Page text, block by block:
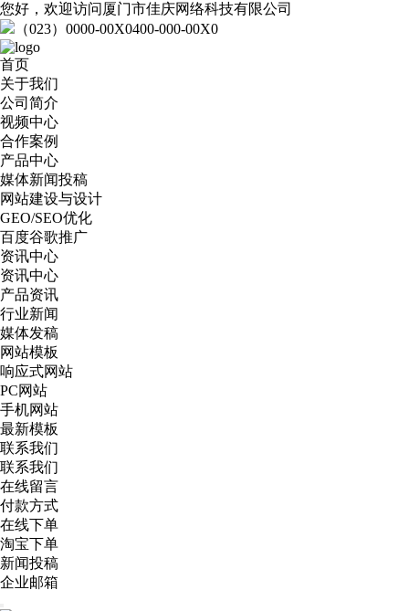
您好，欢迎访问厦门市佳庆网络科技有限公司
（023）0000-00X0400-000-00X0
首页
关于我们
公司简介
视频中心
合作案例
产品中心
媒体新闻投稿
网站建设与设计
GEO/SEO优化
百度谷歌推广
资讯中心
资讯中心
产品资讯
行业新闻
媒体发稿
网站模板
响应式网站
PC网站
手机网站
最新模板
联系我们
联系我们
在线留言
付款方式
在线下单
淘宝下单
新闻投稿
企业邮箱